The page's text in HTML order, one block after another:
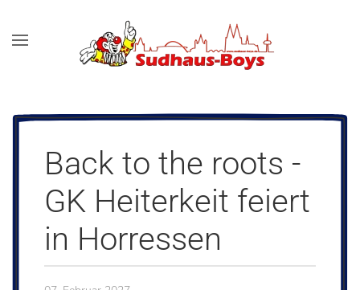
Zum Hauptinhalt springen
Back to the roots -
GK Heiterkeit feiert
in Horressen